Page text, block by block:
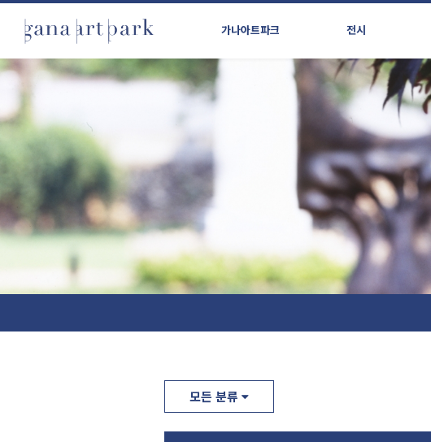
가나아트파크 전시
모든 분류